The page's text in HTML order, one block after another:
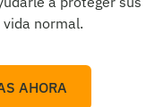
normal.
AHORA